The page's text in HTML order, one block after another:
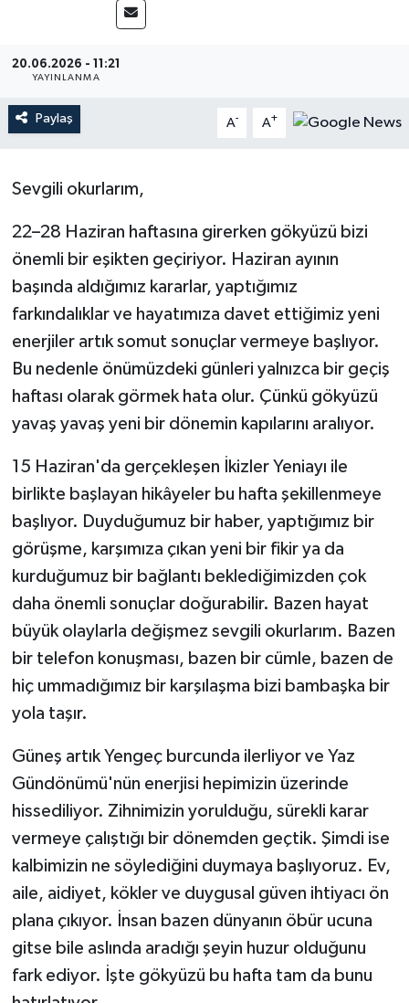
20.06.2026 - 11:21
YAYINLANMA
Paylaş A- A+
Sevgili okurlarım,
22–28 Haziran haftasına girerken gökyüzü bizi
önemli bir eşikten geçiriyor. Haziran ayının
başında aldığımız kararlar, yaptığımız
farkındalıklar ve hayatımıza davet ettiğimiz yeni
enerjiler artık somut sonuçlar vermeye başlıyor.
Bu nedenle önümüzdeki günleri yalnızca bir geçiş
haftası olarak görmek hata olur. Çünkü gökyüzü
yavaş yavaş yeni bir dönemin kapılarını aralıyor.
15 Haziran'da gerçekleşen İkizler Yeniayı ile
birlikte başlayan hikâyeler bu hafta şekillenmeye
başlıyor. Duyduğumuz bir haber, yaptığımız bir
görüşme, karşımıza çıkan yeni bir fikir ya da
kurduğumuz bir bağlantı beklediğimizden çok
daha önemli sonuçlar doğurabilir. Bazen hayat
büyük olaylarla değişmez sevgili okurlarım. Bazen
bir telefon konuşması, bazen bir cümle, bazen de
hiç ummadığımız bir karşılaşma bizi bambaşka bir
yola taşır.
Güneş artık Yengeç burcunda ilerliyor ve Yaz
Gündönümü'nün enerjisi hepimizin üzerinde
hissediliyor. Zihnimizin yorulduğu, sürekli karar
vermeye çalıştığı bir dönemden geçtik. Şimdi ise
kalbimizin ne söylediğini duymaya başlıyoruz. Ev,
aile, aidiyet, kökler ve duygusal güven ihtiyacı ön
plana çıkıyor. İnsan bazen dünyanın öbür ucuna
gitse bile aslında aradığı şeyin huzur olduğunu
fark ediyor. İşte gökyüzü bu hafta tam da bunu
Mersin
Mersin Tarihi
Resmi İlan
Sağlık
Spor
Sürmanşet
Yaşam